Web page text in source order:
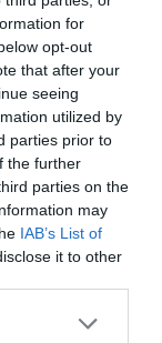
for
opt-out
that after your
seeing
utilized by
parties prior to
the further
parties on the
may
IAB’s List of
it to other
RÉPONDRE
2019 - 14 h
34 min
cargo” en
par filet
RÉPONDRE